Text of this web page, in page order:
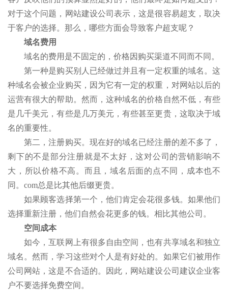
对于这个问题，网站建设公司表示，这是很容易超支，取决
于客户的选择。那么，哪些方面会导致客户超支呢？
域名费用
域名的费用是不固定的，价格因购买渠道不同而不同。
第一种是购买别人已经做过并且有一定权重的域名。这
种域名会被企业购买，因为它有一定的权重，对网站以后的
运营有很大的帮助。然而，这种域名的价格自然不低，有些
是几千美元，有些是几万美元，有些甚至更贵，这取决于域
名的重要性。
第二，注册购买。现在好的域名已经注册的差不多了，
剩下的不是部分注册就是不太好，这对公司的营销影响不
大，所以价格不高。而且，域名后面的点不同，成本也不
同。com总是比其他后缀更贵。
如果顾客选择第一个，他们肯定会花很多钱。如果他们
选择重新注册，他们自然会花更多的钱。相比其他公司。
空间成本
如今，互联网上有很多自由空间，也有共享域名和独立
域名。然而，学习这些对个人是有好处的。如果它们被用作
公司网站，这是不合适的。因此，网站建设公司建议企业客
户不要选择免费空间。